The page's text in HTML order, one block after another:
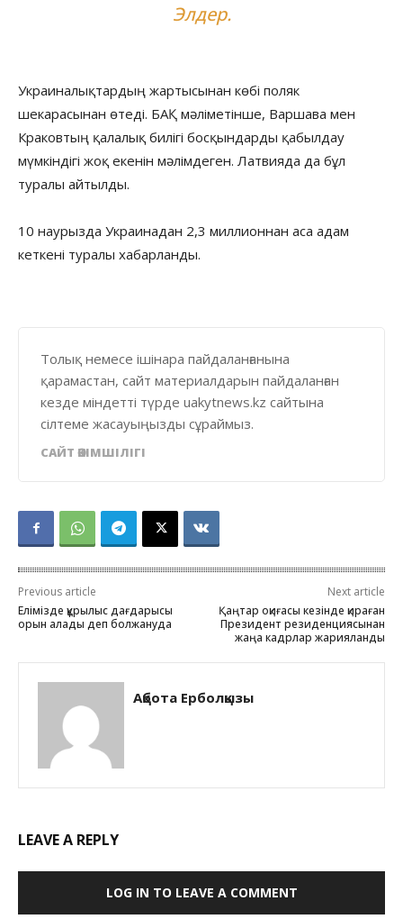
Элдер.
Украиналықтардың жартысынан көбі поляк
шекарасынан өтеді. БАҚ мәліметінше, Варшава мен
Краковтың қалалық билігі босқындарды қабылдау
мүмкіндігі жоқ екенін мәлімдеген. Латвияда да бұл
туралы айтылды.
10 наурызда Украинадан 2,3 миллионнан аса адам
кеткені туралы хабарланды.
Толық немесе ішінара пайдаланғанына
қарамастан, сайт материалдарын пайдаланған
кезде міндетті түрде uakytnews.kz сайтына
сілтеме жасауыңызды сұраймыз.
САЙТ ӘКІМШІЛІГІ
Previous article
Елімізде құрылыс дағдарысы
орын алады деп болжануда
Next article
Қаңтар оқиғасы кезінде қираған
Президент резиденциясынан
жаңа кадрлар жарияланды
Ақбота Ерболқызы
LEAVE A REPLY
LOG IN TO LEAVE A COMMENT